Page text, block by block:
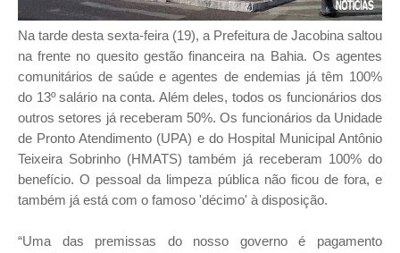
Na tarde desta sexta-feira (19), a Prefeitura de Jacobina saltou
na frente no quesito gestão financeira na Bahia. Os agentes
comunitários de saúde e agentes de endemias já têm 100%
do 13º salário na conta. Além deles, todos os funcionários dos
outros setores já receberam 50%. Os funcionários da Unidade
de Pronto Atendimento (UPA) e do Hospital Municipal Antônio
Teixeira Sobrinho (HMATS) também já receberam 100% do
benefício. O pessoal da limpeza pública não ficou de fora, e
também já está com o famoso 'décimo' à disposição.
“Uma das premissas do nosso governo é pagamento